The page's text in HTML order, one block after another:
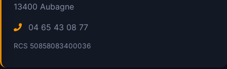
13400 Aubagne
04 65 43 08 77
RCS 50858083400036